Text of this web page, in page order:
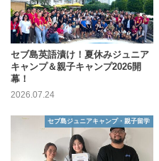
セブ島英語漬け！夏休みジュニア
キャンプ＆親子キャンプ2026開
幕！
2026.07.24
セブ島ジュニアキャンプ・親子留学